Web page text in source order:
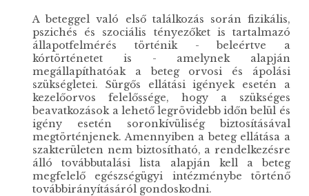
A beteggel való első találkozás során fizikális,
pszichés és szociális tényezőket is tartalmazó
állapotfelmérés történik - beleértve a
kórtörténetet is - amelynek alapján
megállapíthatóak a beteg orvosi és ápolási
szükségletei. Sürgős ellátási igények esetén a
kezelőorvos felelőssége, hogy a szükséges
beavatkozások a lehető legrövidebb időn belül és
igény esetén soronkívüliség biztosításával
megtörténjenek. Amennyiben a beteg ellátása a
szakterületen nem biztosítható, a rendelkezésre
álló továbbutalási lista alapján kell a beteg
megfelelő egészségügyi intézménybe történő
továbbirányításáról gondoskodni.